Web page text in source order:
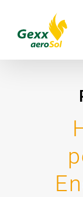
springen
Referenzen
Magazin